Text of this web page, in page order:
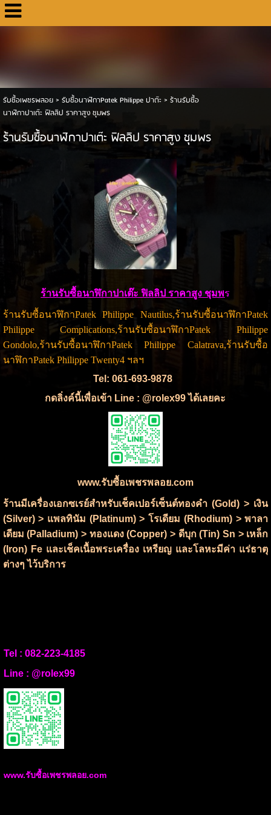
รับซื้อเพชรพลอย> รับซื้อนาฬิกาPatek Philippe ปาต๊ะ> ร้านรับซื้อ
นาฬิกาปาเต๊ะ ฟิลลิป ราคาสูง ชุมพร
ร้านรับซื้อนาฬิกาปาเต๊ะ ฟิลลิป ราคาสูง ชุมพร
ร้านรับซื้อนาฬิกาปาเต๊ะ ฟิลลิป ราคาสูง ชุมพร
ร้านรับซื้อนาฬิกาPatek Philippe Nautilus,ร้านรับซื้อนาฬิกาPatek
Philippe Complications,ร้านรับซื้อนาฬิกาPatek Philippe
Gondolo,ร้านรับซื้อนาฬิกาPatek Philippe Calatrava,ร้านรับซื้อ
นาฬิกาPatek Philippe Twenty4 ฯลฯ
Tel: 061-693-9878
กดลิ่งค์นี้เพื่อเข้า Line : @rolex99 ได้เลยคะ
www.รับซื้อเพชรพลอย.com
ร้านมีเครื่องเอกซเรย์สำหรับเช็คเปอร์เซ็นต์ทองคำ (Gold) > เงิน
(Silver) > แพลทินัม (Platinum) > โรเดียม (Rhodium) > พาลา
เดียม (Palladium) > ทองแดง (Copper) > ดีบุก (Tin) Sn > เหล็ก
(Iron) Fe และเช็คเนื้อพระเครื่อง เหรียญ และโลหะมีค่า แร่ธาตุ
ต่างๆ ไว้บริการ
Tel : 082-223-4185
Line : @rolex99
www.รับซื้อเพชรพลอย.com